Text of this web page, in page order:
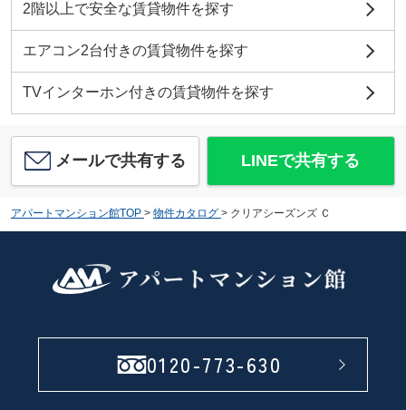
2階以上で安全な賃貸物件を探す
エアコン2台付きの賃貸物件を探す
TVインターホン付きの賃貸物件を探す
メールで共有する LINEで共有する
アパートマンション館TOP > 物件カタログ > クリアシーズンズ Ｃ
0120-773-630